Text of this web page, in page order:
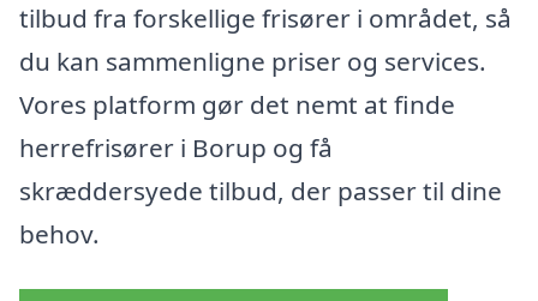
tilbud fra forskellige frisører i området, så
du kan sammenligne priser og services.
Vores platform gør det nemt at finde
herrefrisører i Borup og få
skræddersyede tilbud, der passer til dine
behov.